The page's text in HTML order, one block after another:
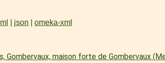
json omeka-xml
Gombervaux, maison forte de Gombervaux